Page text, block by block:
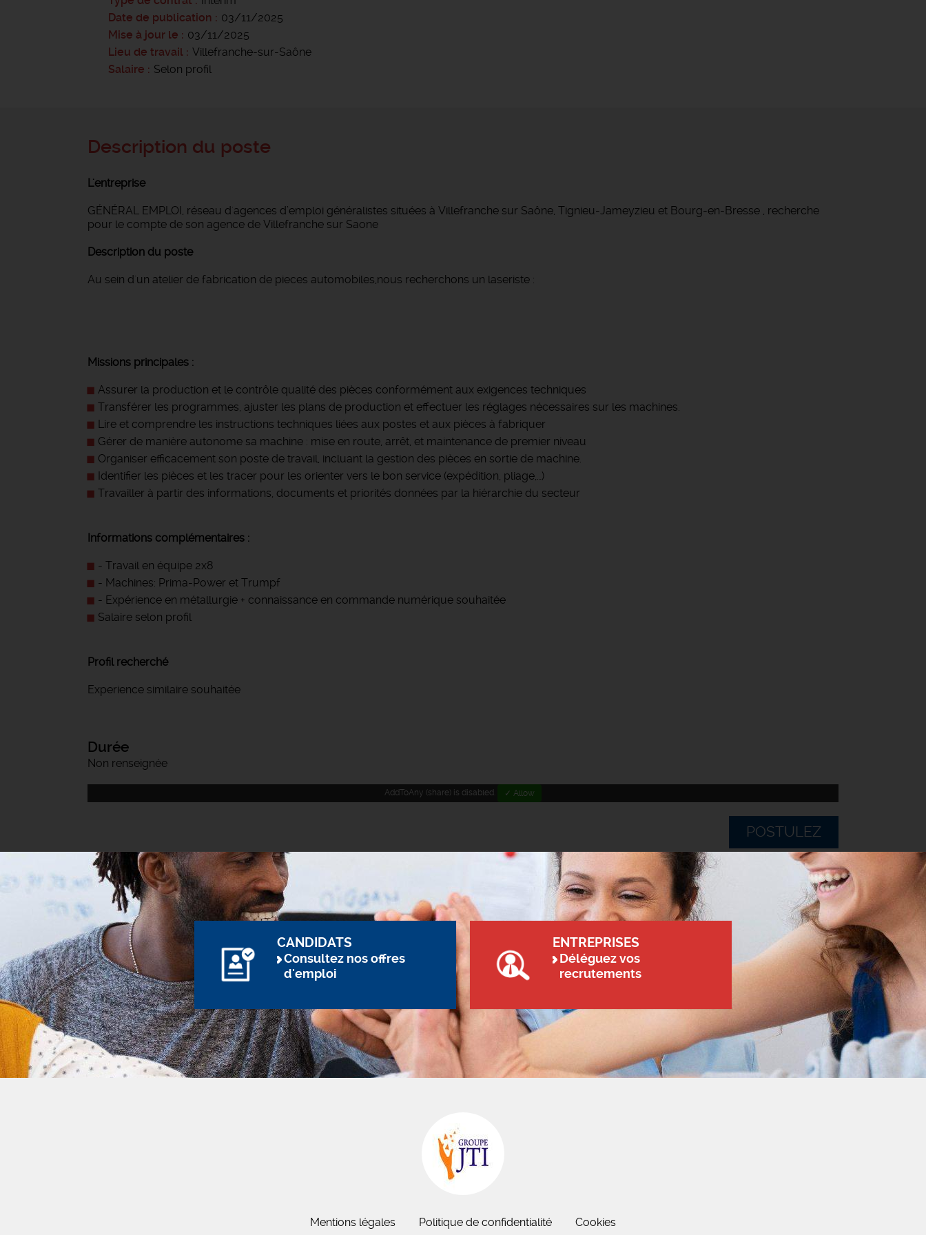
Date de publication
03/11/2025
Mise à jour le
03/11/2025
Lieu de travail
Villefranche-sur-Saône
Salaire
Selon profil
Description du poste
L'entreprise
GÉNÉRAL EMPLOI, réseau d'agences d’emploi généralistes situées à Villefranche sur Saône, Tignieu-Jameyzieu et Bourg-en-Bresse , recherche
pour le compte de son agence de Villefranche sur Saone
Description du poste
Au sein d'un atelier de fabrication de pieces automobiles,nous recherchons un laseriste :
Missions principales :
Assurer la production et le contrôle qualité des pièces conformément aux exigences techniques
Transférer les programmes, ajuster les plans de production et effectuer les réglages nécessaires sur les machines.
Lire et comprendre les instructions techniques liées aux postes et aux pièces à fabriquer
Gérer de manière autonome sa machine : mise en route, arrêt, et maintenance de premier niveau
Organiser efficacement son poste de travail, incluant la gestion des pièces en sortie de machine.
Identifier les pièces et les tracer pour les orienter vers le bon service (expédition, pliage,…)
Travailler à partir des informations, documents et priorités données par la hiérarchie du secteur
Informations complémentaires :
- Travail en équipe 2x8
- Machines: Prima-Power et Trumpf
- Expérience en métallurgie + connaissance en commande numérique souhaitée
Salaire selon profil
Profil recherché
Experience similaire souhaitée
Durée
Non renseignée
AddToAny (share) is disabled. ✓ Allow
POSTULEZ
CANDIDATS
Consultez nos offres
d'emploi
ENTREPRISES
Déléguez vos
recrutements
Mentions légales Politique de confidentialité Cookies